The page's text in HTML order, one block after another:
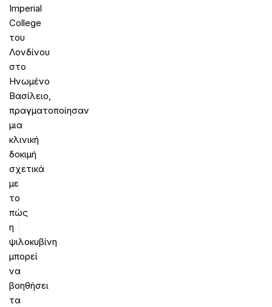
Imperial
College
του
Λονδίνου
στο
Ηνωμένο
Βασίλειο,
πραγματοποίησαν
μια
κλινική
δοκιμή
σχετικά
με
το
πώς
η
ψιλοκυβίνη
μπορεί
να
βοηθήσει
τα